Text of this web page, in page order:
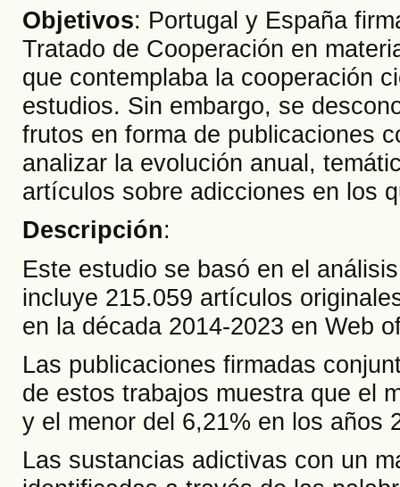
Objetivos: Portugal y España
Tratado de Cooperación en
que contemplaba la cooperación
estudios. Sin embargo, se
frutos en forma de publicaciones
analizar la evolución anual,
artículos sobre adicciones en los
Descripción:
Este estudio se basó en el
incluye 215.059 artículos
en la década 2014-2023 en Web
Las publicaciones firmadas
de estos trabajos muestra que el
y el menor del 6,21% en los años
Las sustancias adictivas con un